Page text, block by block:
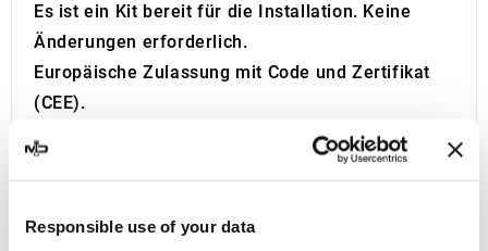
Responsible use of your data
Es ist ein Kit bereit für die Installation. Keine
Änderungen erforderlich.
Europäische Zulassung mit Code und Zertifikat
(CEE).
Der Katalysator ist nicht im Kit enthalten.
Für die Suche: